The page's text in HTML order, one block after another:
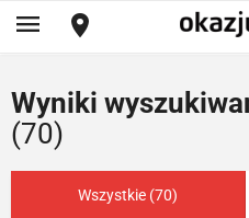
Wyniki
(70)
Wszystkie (70)